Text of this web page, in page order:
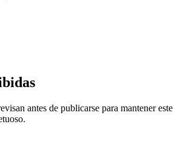
antes de publicarse para mantener este